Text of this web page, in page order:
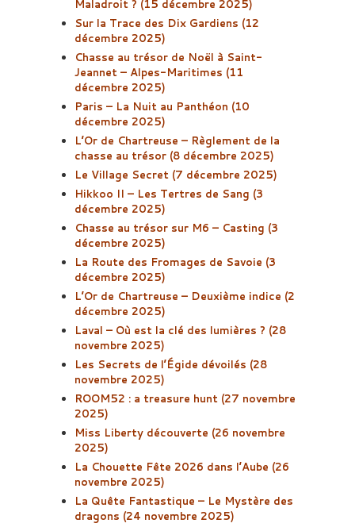
Maladroit ? (15 décembre 2025)
Sur la Trace des Dix Gardiens (12
décembre 2025)
Chasse au trésor de Noël à Saint-
Jeannet – Alpes-Maritimes (11
décembre 2025)
Paris – La Nuit au Panthéon (10
décembre 2025)
L’Or de Chartreuse – Règlement de la
chasse au trésor (8 décembre 2025)
Le Village Secret (7 décembre 2025)
Hikkoo II – Les Tertres de Sang (3
décembre 2025)
Chasse au trésor sur M6 – Casting (3
décembre 2025)
La Route des Fromages de Savoie (3
décembre 2025)
L’Or de Chartreuse – Deuxième indice (2
décembre 2025)
Laval – Où est la clé des lumières ? (28
novembre 2025)
Les Secrets de l’Égide dévoilés (28
novembre 2025)
ROOM52 : a treasure hunt (27 novembre
2025)
Miss Liberty découverte (26 novembre
2025)
La Chouette Fête 2026 dans l’Aube (26
novembre 2025)
La Quête Fantastique – Le Mystère des
dragons (24 novembre 2025)